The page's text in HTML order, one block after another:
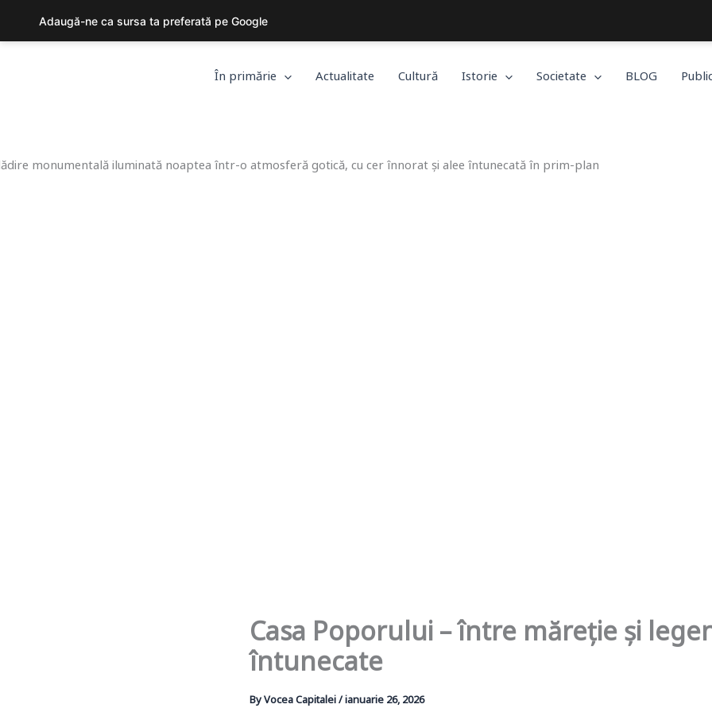
content
În primărie Actualitate Cultură Istorie Societate BLOG
Casa Poporului – între măreție și
întunecate
ByVocea Capitalei/ianuarie 26, 2026
Adaugă-ne ca sursa ta preferată pe Google